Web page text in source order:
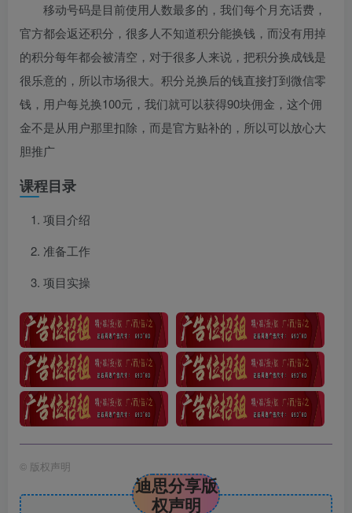
移动号码是目前使用人数最多的，我们每个月充话费，
官方都会返还积分，很多人不知道积分能换钱，而没有用掉
的积分每年都会被清空，对于很多人来说，把积分换成钱是
很乐意的，所以市场很大。积分兑换后的钱直接打到微信零
钱，用户每兑换100元，我们就可以获得90块佣金，这个佣
金不是从用户那里扣除，而是官方贴补的，所以可以放心大
胆推广
课程目录
项目介绍
准备工作
项目实操
© 版权声明
迪思分享版
权声明